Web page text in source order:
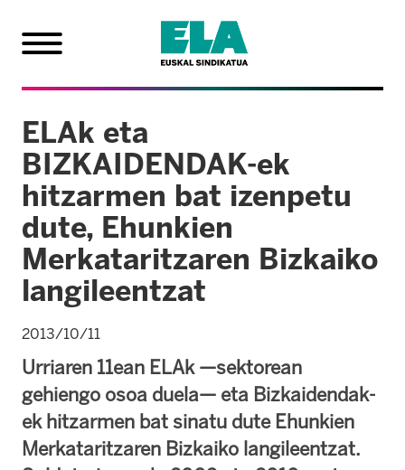
ELAk eta
BIZKAIDENDAK-ek
hitzarmen bat izenpetu
dute, Ehunkien
Merkataritzaren Bizkaiko
langileentzat
2013/10/11
Urriaren 11ean ELAk —sektorean
gehiengo osoa duela— eta Bizkaidendak-
ek hitzarmen bat sinatu dute Ehunkien
Merkataritzaren Bizkaiko langileentzat.